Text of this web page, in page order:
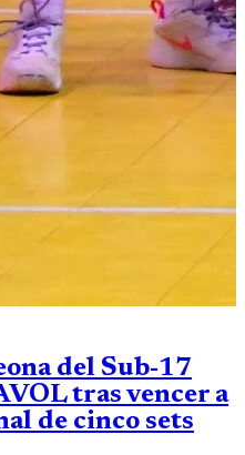
del Sub-17
tras vencer a
de cinco sets